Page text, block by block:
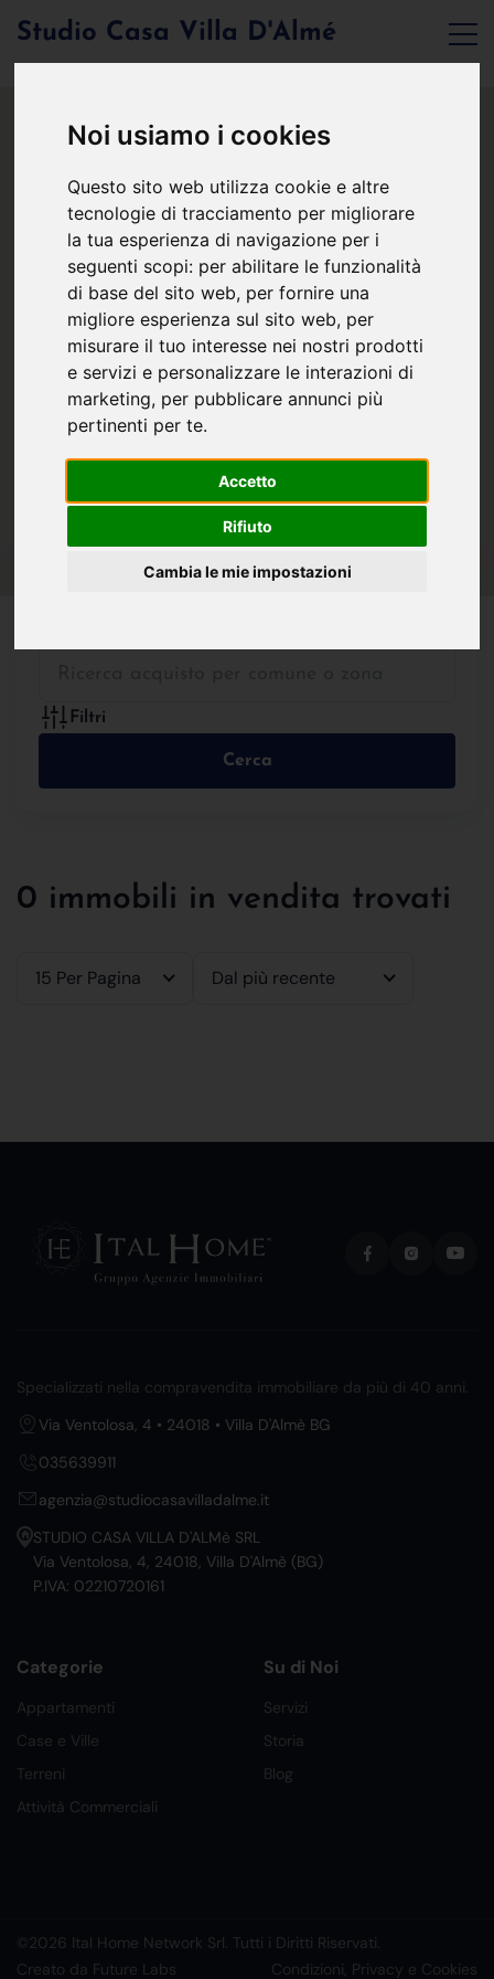
Noi usiamo i cookies
Questo sito web utilizza cookie e altre
tecnologie di tracciamento per migliorare
la tua esperienza di navigazione per i
seguenti scopi: per abilitare le funzionalità
di base del sito web, per fornire una
migliore esperienza sul sito web, per
misurare il tuo interesse nei nostri prodotti
e servizi e personalizzare le interazioni di
marketing, per pubblicare annunci più
pertinenti per te.
Accetto
Rifiuto
Cambia le mie impostazioni
Studio Casa Villa D'Almé
Filtri
Cerca
0 immobili in vendita trovati
15 Per Pagina Dal più recente
Specializzati nella compravendita immobiliare da più di 40 anni.
Via Ventolosa, 4 • 24018 • Villa D'Almè BG
035639911
agenzia@studiocasavilladalme.it
STUDIO CASA VILLA D'ALMè SRL
Via Ventolosa, 4, 24018, Villa D'Almè (BG)
P.IVA: 02210720161
Categorie
Appartamenti
Case e Ville
Terreni
Attività Commerciali
Su di Noi
Servizi
Storia
Blog
©2026 Ital Home Network Srl. Tutti i Diritti Riservati.
Creato da Future Labs
Condizioni, Privacy e Cookies